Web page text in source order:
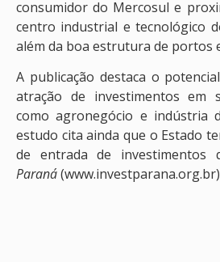
consumidor do Mercosul e
centro industrial e tecnológico
além da boa estrutura de portos
A publicação destaca o
atração de investimentos em
como agronegócio e indústria
estudo cita ainda que o Estado
de entrada de
Paraná